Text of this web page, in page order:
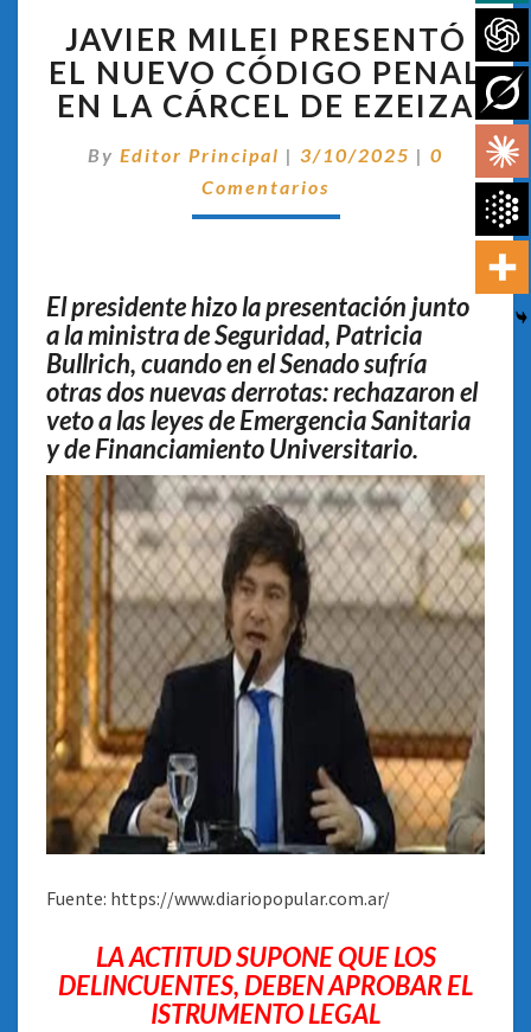
MILEI
PRESENTÓ
EL
NUEVO
PENAL
EN
LA
EZEIZA
JAVIER MILEI PRESENTÓ
EL NUEVO CÓDIGO PENAL
EN LA CÁRCEL DE EZEIZA
By Editor Principal | 3/10/2025 | 0
Comentarios
El presidente hizo la presentación junto
a la ministra de Seguridad, Patricia
Bullrich, cuando en el Senado sufría
otras dos nuevas derrotas: rechazaron el
veto a las leyes de Emergencia Sanitaria
y de Financiamiento Universitario.
Fuente: https://www.diariopopular.com.ar/
LA ACTITUD SUPONE QUE LOS
DELINCUENTES, DEBEN APROBAR EL
ISTRUMENTO LEGAL